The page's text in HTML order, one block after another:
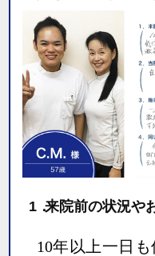
1．来院前の状況や
10年以上一日